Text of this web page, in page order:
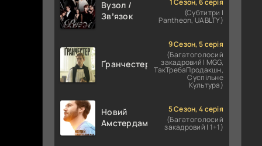
Вузол /
Звʼязок
1 Сезон, 6 серія
(Субтитри |
Pantheon, UABLTY)
Ґранчестер
9 Сезон, 5 серія
(Багатоголосий
закадровий | MGG,
ТакТребаПродакшн,
Суспільне
Культура)
Новий
Амстердам
5 Сезон, 4 серія
(Багатоголосий
закадровий | 1+1)